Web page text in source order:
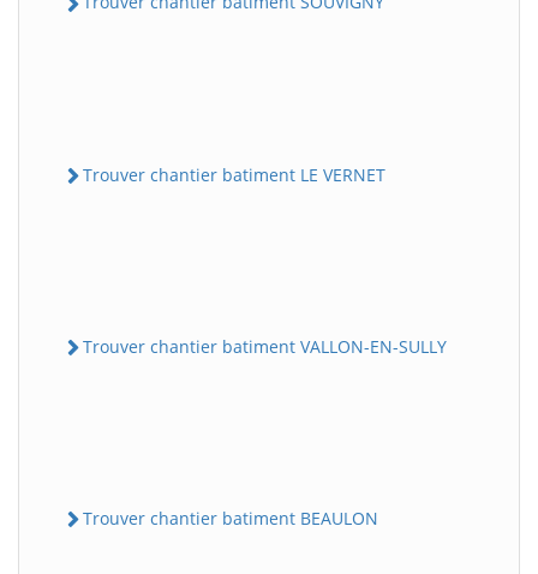
Trouver chantier batiment LE VERNET
Trouver chantier batiment VALLON-EN-SULLY
Trouver chantier batiment BEAULON